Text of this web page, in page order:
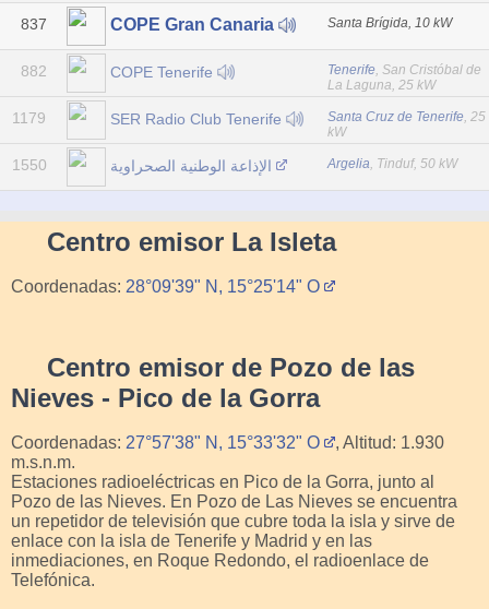
837 COPE Gran Canaria Santa Brígida, 10 kW
882 COPE Tenerife Tenerife, San Cristóbal de
La Laguna, 25 kW
1179 SER Radio Club Tenerife Santa Cruz de Tenerife, 25
kW
1550 Argelia, Tinduf, 50 kW
Centro emisor La Isleta
Coordenadas: 28°09'39" N, 15°25'14" O
Centro emisor de Pozo de las
Nieves - Pico de la Gorra
Coordenadas: 27°57'38" N, 15°33'32" O
, Altitud: 1.930
m.s.n.m.
Estaciones radioeléctricas en Pico de la Gorra, junto al
Pozo de las Nieves. En Pozo de Las Nieves se encuentra
un repetidor de televisión que cubre toda la isla y sirve de
enlace con la isla de Tenerife y Madrid y en las
inmediaciones, en Roque Redondo, el radioenlace de
Telefónica.